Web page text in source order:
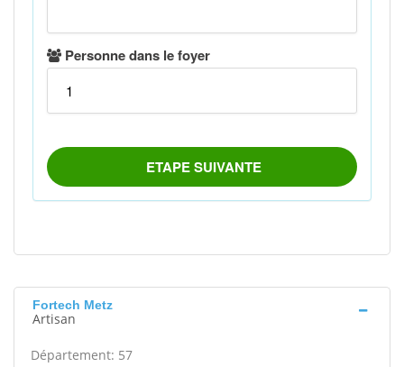
Fortech Metz
Artisan
Département: 57